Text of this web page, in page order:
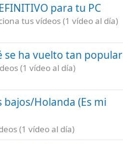
para tu PC
tus vídeos (1 vídeo al día)
se ha vuelto tan popular
(1 vídeo al día)
bajos/Holanda (Es mi
(1 vídeo al día)